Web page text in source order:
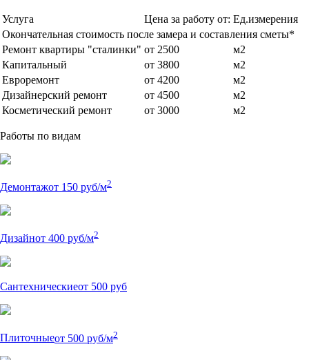
Услуга Цена за работу от: Ед.измерения
Окончательная стоимость после замера и составления сметы*
Ремонт квартиры "сталинки" от 2500
м2
Капитальный
от 3800
м2
Евроремонт
от 4200
м2
Дизайнерский ремонт
от 4500
м2
Косметический ремонт
от 3000 м2
Работы по видам
Демонтажот 150 руб/м2
Дизайнот 400 руб/м2
Сантехническиеот 500 руб
Плиточныеот 500 руб/м2